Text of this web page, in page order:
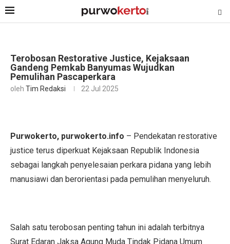
Terobosan Restorative Justice, Kejaksaan
Gandeng Pemkab Banyumas Wujudkan
Pemulihan Pascaperkara
oleh Tim Redaksi 22 Jul 2025
Purwokerto, purwokerto.info – Pendekatan restorative
justice terus diperkuat Kejaksaan Republik Indonesia
sebagai langkah penyelesaian perkara pidana yang lebih
manusiawi dan berorientasi pada pemulihan menyeluruh.
Salah satu terobosan penting tahun ini adalah terbitnya
Surat Edaran Jaksa Agung Muda Tindak Pidana Umum